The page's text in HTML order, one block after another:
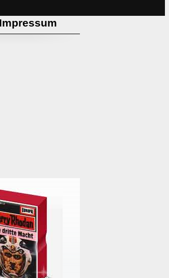
Impressum